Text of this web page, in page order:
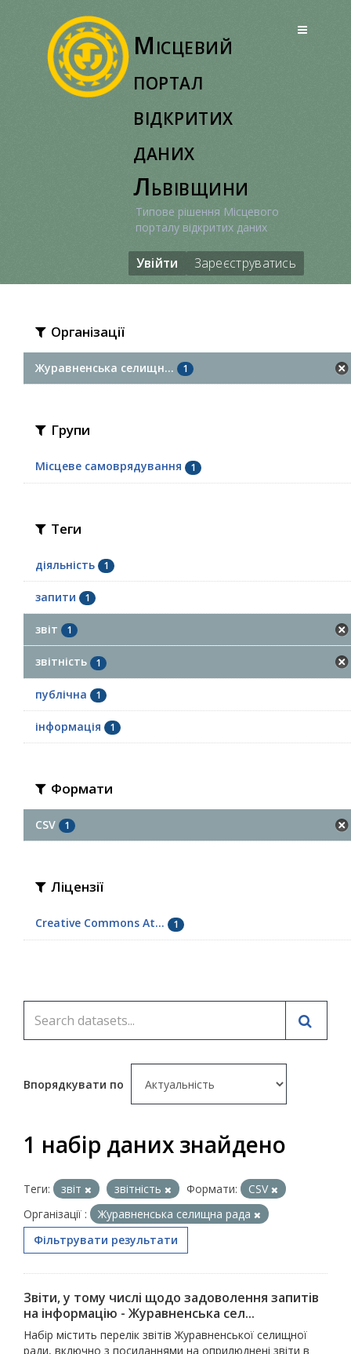
Місцевий
портал
відкритих
даних
Львівщини
Типове рішення Місцевого
порталу відкритих даних
Увійти Зареєструватись
Організації
Журавненська селищн... 1
Групи
Місцеве самоврядування 1
Теги
діяльність 1
запити 1
звіт 1
звітність 1
публічна 1
інформація 1
Формати
CSV 1
Ліцензії
Creative Commons At... 1
Впорядкувати по
1 набір даних знайдено
Теги: звіт звітність Формати:
CSV
Організації :
Журавненська селищна рада
Фільтрувати результати
Звіти, у тому числі щодо задоволення запитів
на інформацію - Журавненська сел...
Набір містить перелік звітів Журавненської селищної
ради, включно з посиланнями на оприлюднені звіти в